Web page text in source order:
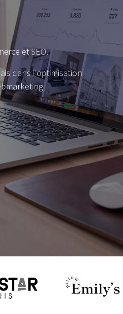
et SEO.
dans l'optimisation